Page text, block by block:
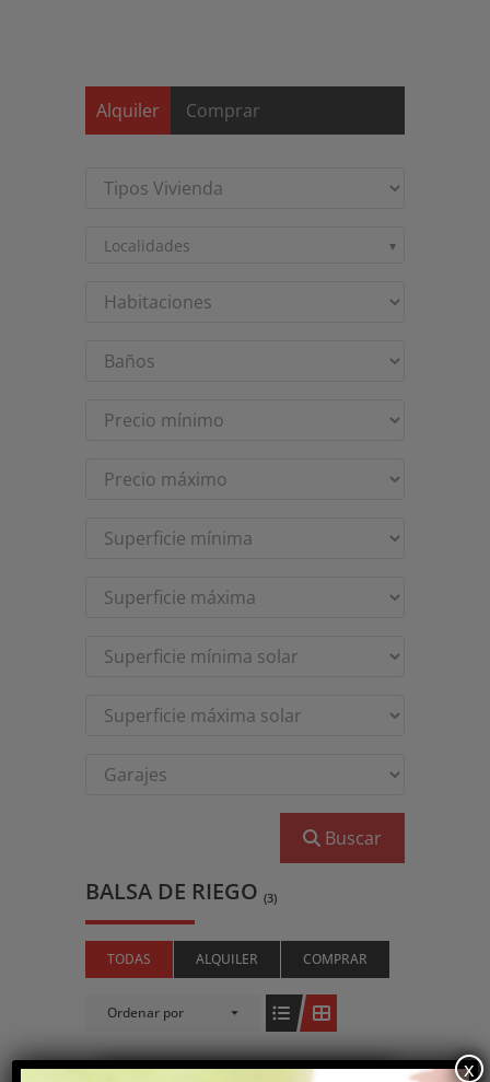
Alquiler
Comprar
Localidades
Buscar
BALSA DE RIEGO (3)
TODAS ALQUILER COMPRAR
Ordenar por
x